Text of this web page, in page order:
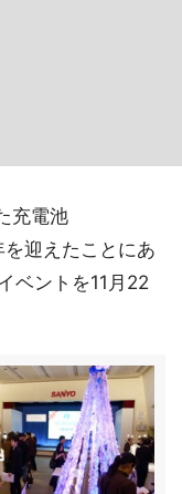
充電池
迎えたことにあ
ベントを11月22